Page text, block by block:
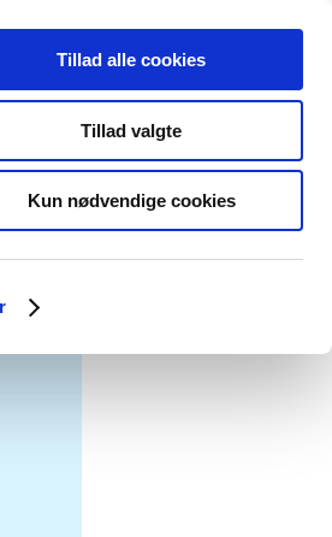
Tillad alle cookies
Tillad valgte
Kun nødvendige cookies